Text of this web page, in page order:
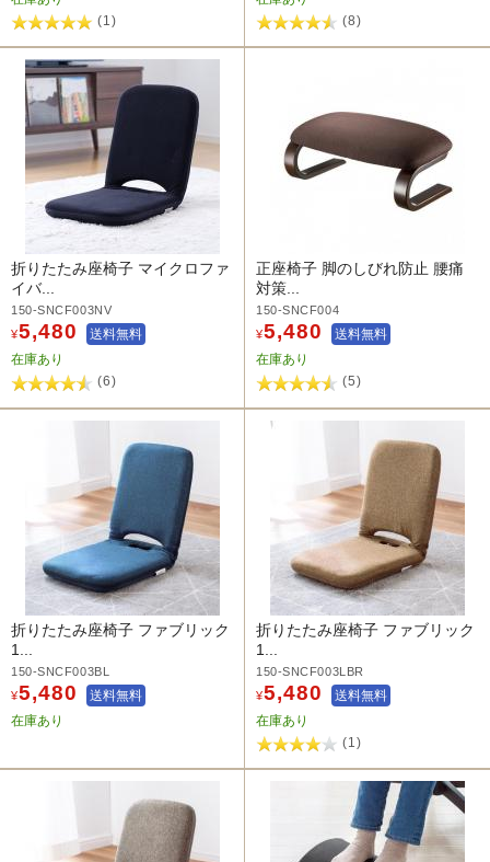
(1)
(8)
折りたたみ座椅子 マイクロファ
イバ...
150-SNCF003NV
¥5,480
送料無料
在庫あり
(6)
正座椅子 脚のしびれ防止 腰痛
対策...
150-SNCF004
¥5,480
送料無料
在庫あり
(5)
折りたたみ座椅子 ファブリック
1...
150-SNCF003BL
¥5,480
送料無料
在庫あり
折りたたみ座椅子 ファブリック
1...
150-SNCF003LBR
¥5,480
送料無料
在庫あり
(1)